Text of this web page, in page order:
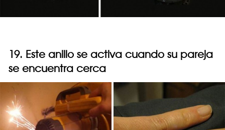
19. Este anillo se activa cuando su pareja
se encuentra cerca